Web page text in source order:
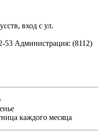
вход с ул.
53 Администрация: (8112)
каждого месяца